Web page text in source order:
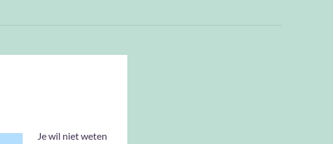
Je wil niet weten